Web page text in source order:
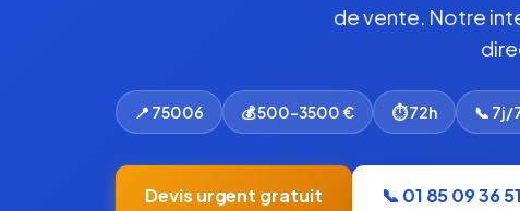
de vente. Notre
📍 75006 💰 500-3500 € ⏱ 72h 📞 7j/
Devis urgent gratuit 📞 01 85 09 36 51